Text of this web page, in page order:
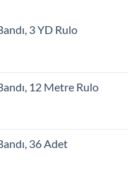
3 YD Rulo
12 Metre Rulo
36 Adet